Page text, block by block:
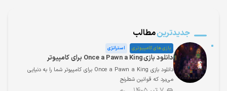
جدیدترینمطالب
بازی های کامپیوتری استراتژی
دانلود بازی Once a Pawn a King برای کامپیوتر
دانلود بازی Once a Pawn a King برای کامپیوتر شما را به دنیایی
می‌برد که قوانین شطرنج